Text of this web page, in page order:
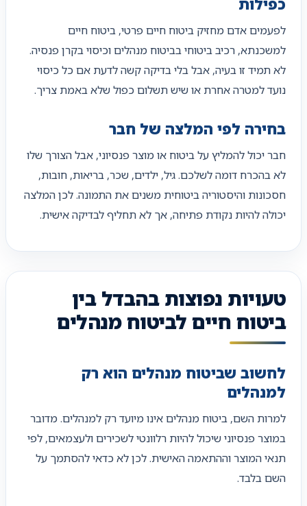
לפעמים אדם מחזיק ביטוח חיים פרטי, ביטוח חיים
למשכנתא, רכיב ביטוחי בביטוח מנהלים וכיסוי בקרן פנסיה.
לא תמיד זו בעיה, אבל בלי בדיקה קשה לדעת אם כל כיסוי
נועד למטרה אחרת או שיש תשלום כפול שלא באמת צריך.
בחירה לפי המלצה של חבר
חבר יכול להמליץ על ביטוח או מוצר פנסיוני, אבל הצורך שלו
לא בהכרח דומה לשלכם. גיל, ילדים, שכר, בריאות, חובות,
חסכונות והיסטוריה ביטוחית משנים את התמונה. לכן המלצה
יכולה להיות נקודת פתיחה, אך לא תחליף לבדיקה אישית.
טעויות נפוצות בהבדל בין
ביטוח חיים לביטוח מנהלים
לחשוב שביטוח מנהלים הוא רק
למנהלים
למרות השם, ביטוח מנהלים אינו מיועד רק למנהלים. מדובר
במוצר פנסיוני שיכול להיות רלוונטי לשכירים ולעצמאים, לפי
תנאי המוצר וההתאמה האישית. לכן לא כדאי להסתמך על
השם בלבד.